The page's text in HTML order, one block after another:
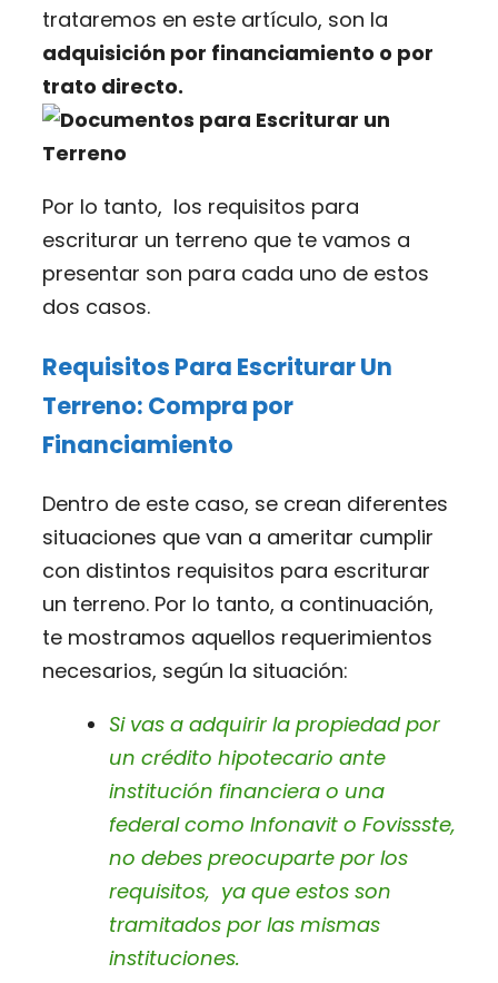
trataremos en este artículo, son la
adquisición por financiamiento o por
trato directo.
Por lo tanto, los requisitos para
escriturar un terreno que te vamos a
presentar son para cada uno de estos
dos casos.
Requisitos Para Escriturar Un
Terreno: Compra por
Financiamiento
Dentro de este caso, se crean diferentes
situaciones que van a ameritar cumplir
con distintos requisitos para escriturar
un terreno. Por lo tanto, a continuación,
te mostramos aquellos requerimientos
necesarios, según la situación:
Si vas a adquirir la propiedad por
un crédito hipotecario ante
institución financiera o una
federal como Infonavit o Fovissste,
no debes preocuparte por los
requisitos, ya que estos son
tramitados por las mismas
instituciones.